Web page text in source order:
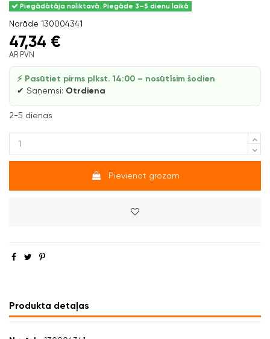
Piegādātāja noliktavā. Piegāde 3–5 dienu laikā
Norāde 130004341
47,34 €
AR PVN
⚡ Pasūtiet pirms plkst. 14:00 – nosūtīsim šodien
✔ Saņemsi: Otrdiena
2-5 dienas
Pievienot grozam
Produkta detaļas